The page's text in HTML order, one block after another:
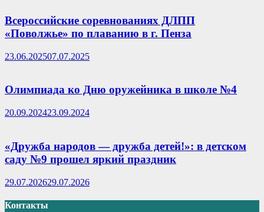
Всероссийские соревнованиях ДЛПП
«Поволжье» по плаванию в г. Пенза
23.06.202507.07.2025
Олимпиада ко Дню оружейника в школе №4
20.09.202423.09.2024
«Дружба народов — дружба детей!»: в детском
саду №9 прошел яркий праздник
29.07.202629.07.2026
Контакты